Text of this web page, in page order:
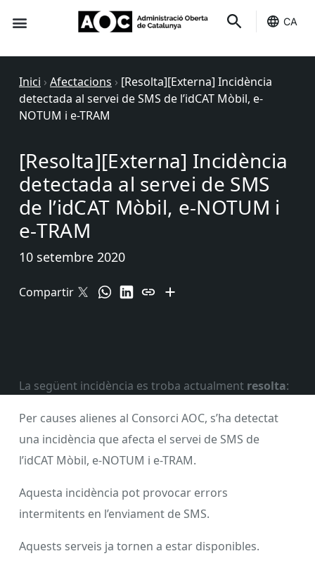
CA
Inici › Afectacions › [Resolta][Externa] Incidència
detectada al servei de SMS de l’idCAT Mòbil, e-
NOTUM i e-TRAM
[Resolta][Externa] Incidència
detectada al servei de SMS
de l’idCAT Mòbil, e-NOTUM i
e-TRAM
10 setembre 2020
Compartir
La següent incidència es troba actualment resolta:
Per causes alienes al Consorci AOC, s’ha detectat
una incidència que afecta el servei de SMS de
l’idCAT Mòbil, e-NOTUM i e-TRAM.
Aquesta incidència pot provocar errors
intermitents en l’enviament de SMS.
Aquests serveis ja tornen a estar disponibles.